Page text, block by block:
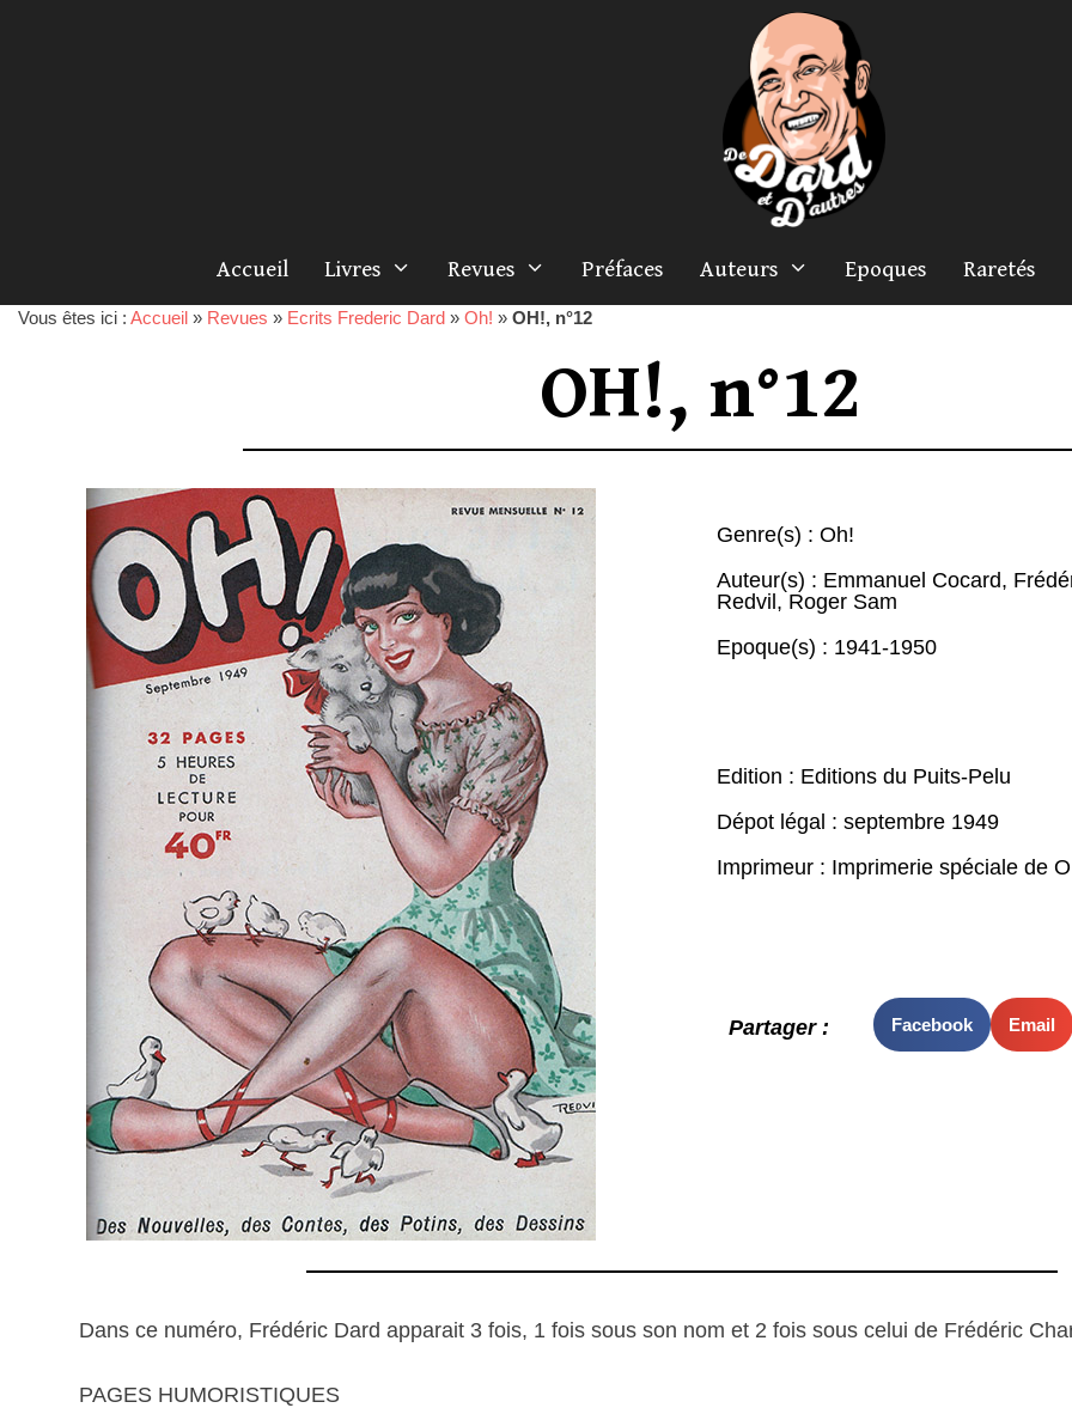
Accueil Livres Revues Préfaces Auteurs Epoques Raretés
Vous êtes ici : Accueil » Revues » Ecrits Frederic Dard » Oh! » OH!, n°12
OH!, n°12
Genre(s) : Oh!
Auteur(s) : Emmanuel Cocard,
Redvil , Roger Sam
Epoque(s) : 1941-1950
Edition : Editions du Puits-Pelu
Dépot légal : septembre 1949
Imprimeur : Imprimerie spéciale de
Partager : Facebook Email
Dans ce numéro, Frédéric Dard apparait 3 fois, 1 fois sous son nom et 2 fois sous celui de Frédéric
PAGES HUMORISTIQUES